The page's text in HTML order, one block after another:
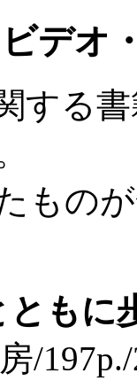
ビデオ
する
もの
とも
/